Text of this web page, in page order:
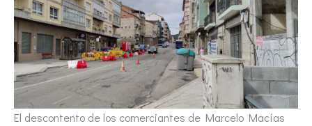
El descontento de los comerciantes de Marcelo Macías